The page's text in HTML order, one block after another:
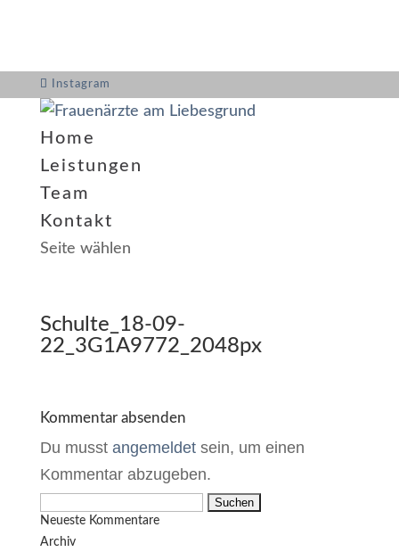
Instagram
Home
Leistungen
Team
Kontakt
Seite wählen
Schulte_18-09-
22_3G1A9772_2048px
Kommentar absenden
Du musst angemeldetsein, um einen
Kommentar abzugeben.
nach:
Neueste Kommentare
Archiv